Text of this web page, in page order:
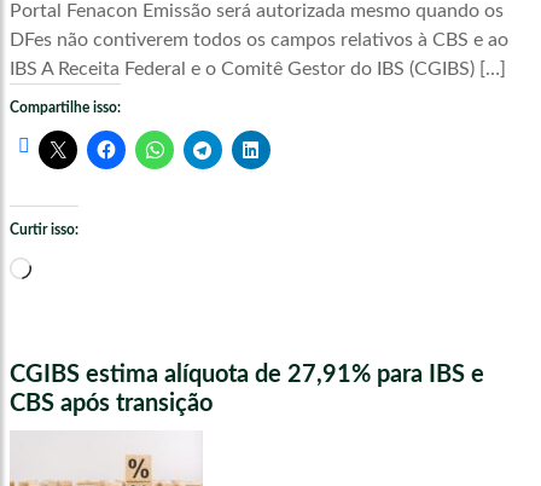
Portal Fenacon Emissão será autorizada mesmo quando os
DFes não contiverem todos os campos relativos à CBS e ao
IBS A Receita Federal e o Comitê Gestor do IBS (CGIBS) […]
Compartilhe isso:
Curtir isso:
Carregando...
CGIBS estima alíquota de 27,91% para IBS e
CBS após transição